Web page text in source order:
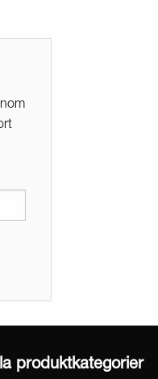
produktkategorier